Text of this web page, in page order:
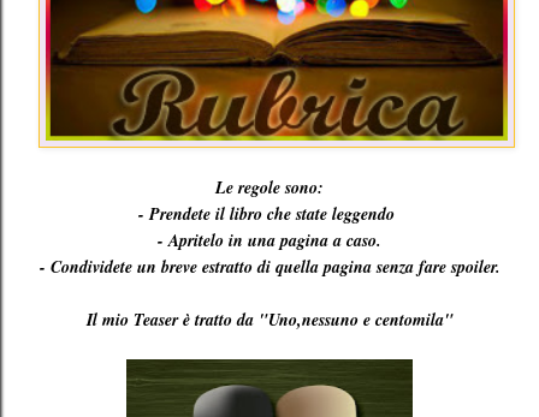
Le regole sono:
- Prendete il libro che state leggendo
- Apritelo in una pagina a caso.
- Condividete un breve estratto di quella pagina senza fare spoiler.
Il mio Teaser è tratto da "Uno,nessuno e centomila"